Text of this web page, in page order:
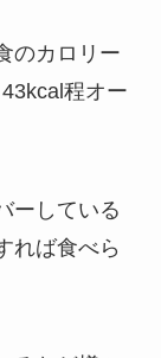
のカロリー
程オー
ーしている
れば食べら